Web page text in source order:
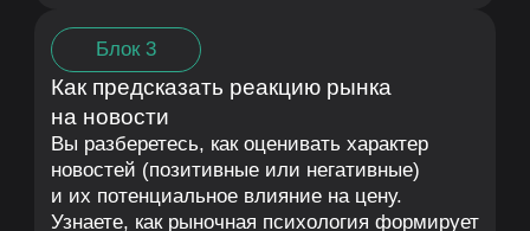
Сергей Алексеев
Основатель школы School Live
экосистемы Live Investing Group
Опыт торговли на бирже 17 лет